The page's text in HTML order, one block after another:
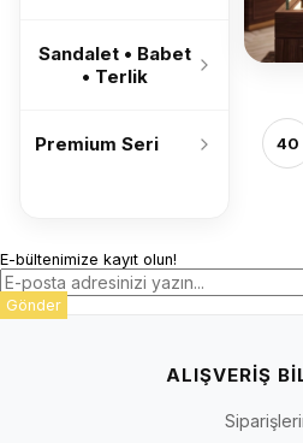
Sandalet • Babet
• Terlik
Premium Seri 40
E-bültenimize kayıt olun!
Gönder
ALIŞVERİŞ